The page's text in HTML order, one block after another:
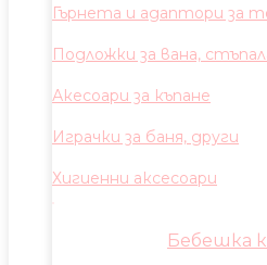
Гърнета и адаптори за
Подложки за вана,
Акесоари за къпане
Играчки за баня, други
Хигиенни аксесоари
Бебешка